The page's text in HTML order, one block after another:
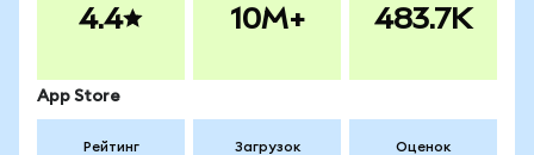
4.4 10M+ 483.7K
App Store
Рейтинг Загрузок Оценок